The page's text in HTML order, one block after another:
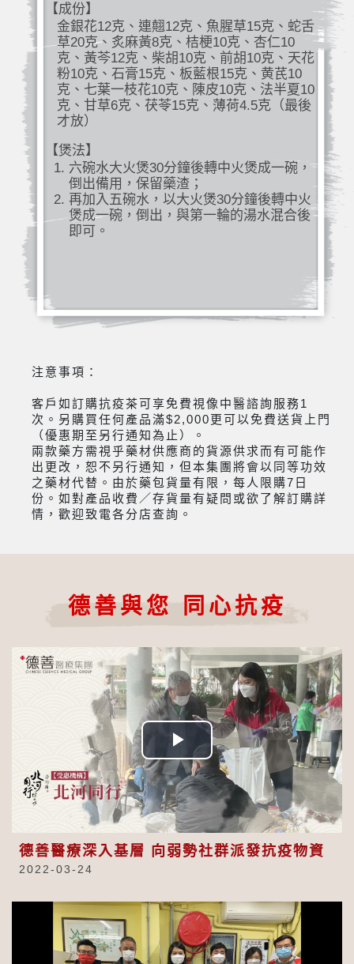
【成份】
金銀花12克、連翹12克、魚腥草15克、蛇舌
草20克、炙麻黃8克、桔梗10克、杏仁10
克、黃芩12克、柴胡10克、前胡10克、天花
粉10克、石膏15克、板藍根15克、黄芪10
克、七葉一枝花10克、陳皮10克、法半夏10
克、甘草6克、茯苓15克、薄荷4.5克（最後
才放）
【煲法】
六碗水大火煲30分鐘後轉中火煲成一碗，
倒出備用，保留藥渣；
再加入五碗水，以大火煲30分鐘後轉中火
煲成一碗，倒出，與第一輪的湯水混合後
即可。
注意事項：
客戶如訂購抗疫茶可享免費視像中醫諮詢服務1
次。另購買任何產品滿$2,000更可以免費送貨上門
（優惠期至另行通知為止）。
兩款藥方需視乎藥材供應商的貨源供求而有可能作
出更改，恕不另行通知，但本集團將會以同等功效
之藥材代替。由於藥包貨量有限，每人限購7日
份。如對產品收費／存貨量有疑問或欲了解訂購詳
情，歡迎致電各分店查詢。
德善與您 同心抗疫
Play
Video
德善醫療深入基層 向弱勢社群派發抗疫物資
2022-03-24